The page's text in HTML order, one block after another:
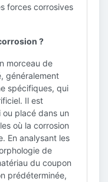
forces corrosives
?
morceau de
généralement
spécifiques, qui
Il est
ou placé dans un
où la corrosion
En analysant les
de
du coupon
prédéterminée,